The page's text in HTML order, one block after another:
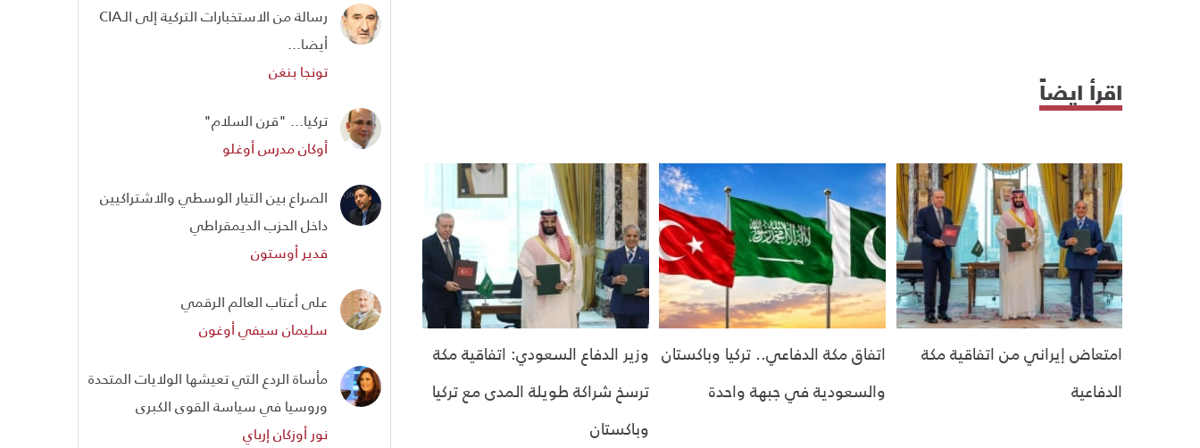
اقرأ ايضاً
امتعاض إيراني من اتفاقية مكة
الدفاعية
اتفاق مكة الدفاعي.. تركيا وباكستان
والسعودية في جبهة واحدة
وزير الدفاع السعودي: اتفاقية مكة
ترسخ شراكة طويلة المدى مع تركيا
وباكستان
رسالة من الاستخبارات التركية إلى الـCIA
أيضا...
تونجا بنغن
تركيا... "قرن السلام"
أوكان مدرس أوغلو
الصراع بين التيار الوسطي والاشتراكيين
داخل الحزب الديمقراطي
قدير أوستون
على أعتاب العالم الرقمي
سليمان سيفي أوغون
مأساة الردع التي تعيشها الولايات المتحدة
وروسيا في سياسة القوى الكبرى
نور أوزكان إرباي